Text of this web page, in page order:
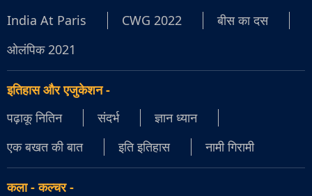
India At Paris CWG 2022
बीस का दस
ओलंपिक 2021
इतिहास और एजुकेशन-
पढ़ाकू नितिन
संदर्भ
ज्ञान ध्यान
एक बखत की बात
इति इतिहास नामी गिरामी
कला - कल्चर-